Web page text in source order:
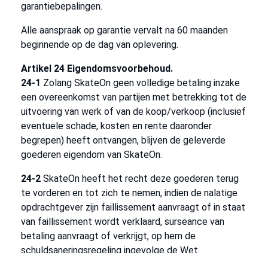
garantiebepalingen.
Alle aanspraak op garantie vervalt na 60 maanden
beginnende op de dag van oplevering.
Artikel 24 Eigendomsvoorbehoud.
24-1 Zolang SkateOn geen volledige betaling inzake
een overeenkomst van partijen met betrekking tot de
uitvoering van werk of van de koop/verkoop (inclusief
eventuele schade, kosten en rente daaronder
begrepen) heeft ontvangen, blijven de geleverde
goederen eigendom van SkateOn.
24-2 SkateOn heeft het recht deze goederen terug
te vorderen en tot zich te nemen, indien de nalatige
opdrachtgever zijn faillissement aanvraagt of in staat
van faillissement wordt verklaard, surseance van
betaling aanvraagt of verkrijgt, op hem de
schuldsaneringsregeling ingevolge de Wet